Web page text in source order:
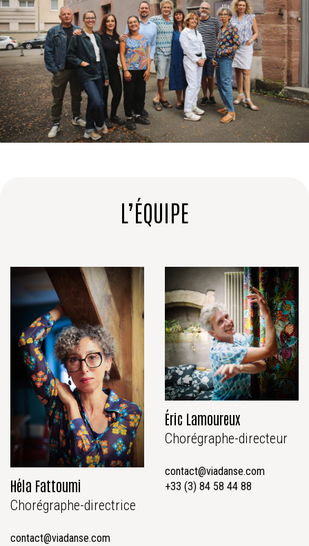
L’ÉQUIPE
Héla Fattoumi
Chorégraphe-directrice
contact@viadanse.com
Éric Lamoureux
Chorégraphe-directeur
contact@viadanse.com
+33 (3) 84 58 44 88